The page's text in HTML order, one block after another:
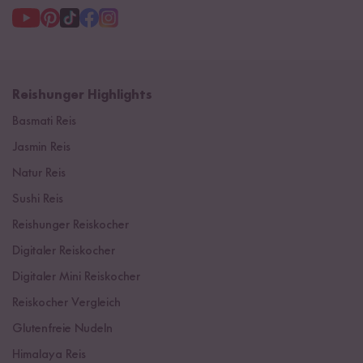
Reishunger Highlights
Basmati Reis
Jasmin Reis
Natur Reis
Sushi Reis
Reishunger Reiskocher
Digitaler Reiskocher
Digitaler Mini Reiskocher
Reiskocher Vergleich
Glutenfreie Nudeln
Himalaya Reis